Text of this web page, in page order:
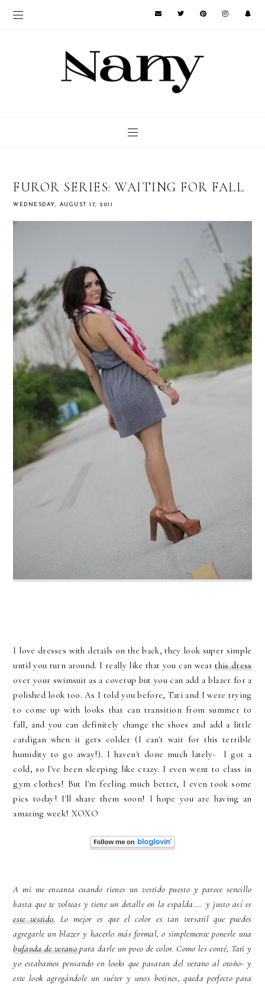
FUROR SERIES: WAITING FOR FALL
WEDNESDAY, AUGUST 17, 2011
I love dresses with details on the back, they look super simple
until you turn around. I really like that you can wearthis dress
over your swimsuit as a coverup but you can add a blazer for a
polished look too. As I told you before, Tati and I were trying
to come up with looks that can transition from summer to
fall, and you can definitely change the shoes and add a little
cardigan when it gets colder (I can't wait for this terrible
humidity to go away!). I haven't done much lately- I got a
cold, so I've been sleeping like crazy. I even went to class in
gym clothes! But I'm feeling much better, I even took some
pics today! I'll share them soon! I hope you are having an
amazing week! XOXO
A mi me encanta cuando tienes un vestido puesto y parece sencillo
hasta que te volteas y tiene un detalle en la espalda.... y justo así es
este vestido. Lo mejor es que el color es tan versatil que puedes
agregarle un blazer y hacerlo más formal, o simplemente ponerle una
bufanda de veranopara darle un poco de color. Como les conté, Tati y
yo estabamos pensando en looks que pasaran del verano al otoño- y
este look agregándole un suéter y unos botines, queda perfecto para